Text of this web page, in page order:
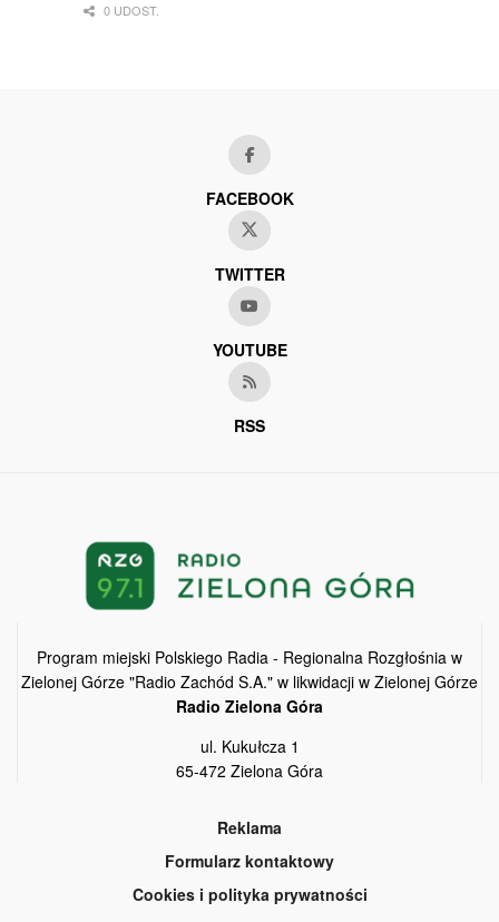
0 UDOST.
FACEBOOK
TWITTER
YOUTUBE
RSS
Program miejski Polskiego Radia - Regionalna Rozgłośnia w
Zielonej Górze "Radio Zachód S.A." w likwidacji w Zielonej Górze
Radio Zielona Góra
ul. Kukułcza 1
65-472 Zielona Góra
Reklama
Formularz kontaktowy
Cookies i polityka prywatności